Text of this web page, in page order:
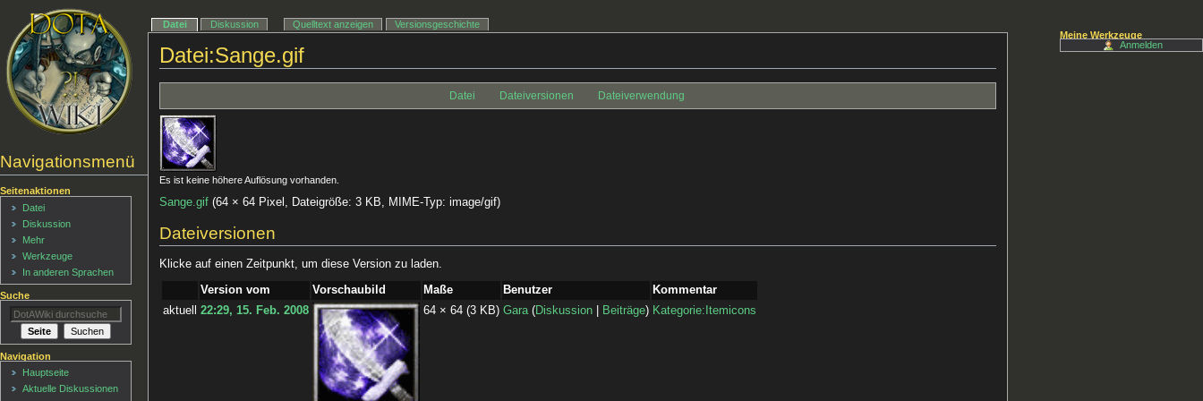
Datei:Sange.gif
Datei Dateiversionen Dateiverwendung
Es ist keine höhere Auflösung vorhanden.
Sange.gif ‎(64 × 64 Pixel, Dateigröße: 3 KB, MIME-Typ:image/gif)
Dateiversionen
Klicke auf einen Zeitpunkt, um diese Version zu laden.
Version vom Vorschaubild Maße Benutzer
Kommentar
aktuell
22:29, 15. Feb. 2008 64 × 64(3 KB) Gara (Diskussion Beiträge) Kategorie:Itemicons
Navigationsmenü
Datei Diskussion Quelltext anzeigen Versionsgeschichte
Seitenaktionen
Datei
Diskussion
Mehr
Werkzeuge
In anderen Sprachen
Meine Werkzeuge
Anmelden
Suche
Navigation
Hauptseite
Aktuelle Diskussionen